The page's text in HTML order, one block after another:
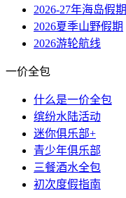
2026-27年海岛假期
2026夏季山野假期
2026游轮航线
一价全包
什么是一价全包
缤纷水陆活动
迷你俱乐部+
青少年俱乐部
三餐酒水全包
初次度假指南